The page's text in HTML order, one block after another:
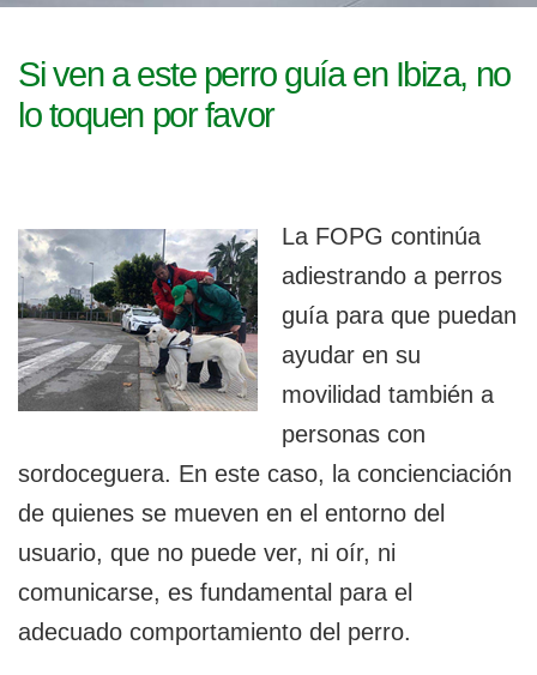
c
i
ó
l
e
l
e
Si ven a este perro guía en Ibiza, no
lo toquen por favor
La FOPG continúa
adiestrando a perros
guía para que puedan
ayudar en su
movilidad también a
personas con
sordoceguera. En este caso, la concienciación
de quienes se mueven en el entorno del
usuario, que no puede ver, ni oír, ni
comunicarse, es fundamental para el
adecuado comportamiento del perro.